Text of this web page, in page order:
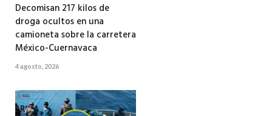
Decomisan 217 kilos de
droga ocultos en una
camioneta sobre la carretera
México-Cuernavaca
4 agosto, 2026